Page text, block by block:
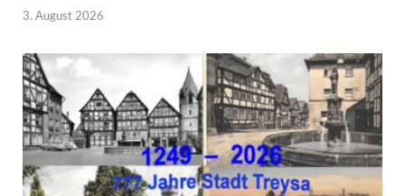
3. August 2026